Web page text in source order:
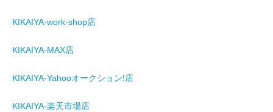
KIKAIYA-work-shop店
KIKAIYA-MAX店
KIKAIYA-Yahooオークション!店
KIKAIYA-楽天市場店